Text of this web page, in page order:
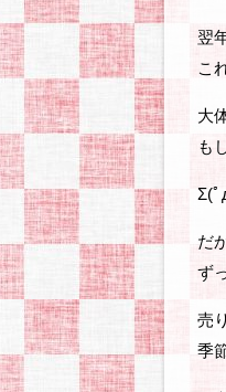
翌
こ
大
も
Σ(ﾟ
だ
ず
売
季